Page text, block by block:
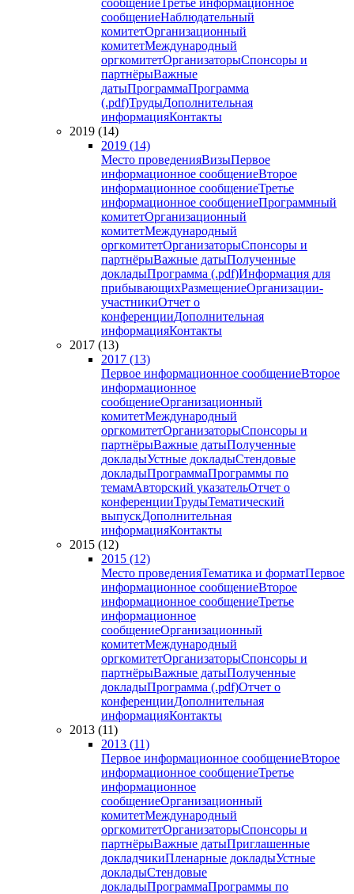
сообщениеТретье информационное
сообщениеНаблюдательный
комитетОрганизационный
комитетМеждународный
оргкомитетОрганизаторыСпонсоры и
партнёрыВажные
датыПрограммаПрограмма
(.pdf)ТрудыДополнительная
информацияКонтакты
2019 (14)
2019 (14)
Место проведенияВизыПервое
информационное сообщениеВторое
информационное сообщениеТретье
информационное сообщениеПрограммный
комитетОрганизационный
комитетМеждународный
оргкомитетОрганизаторыСпонсоры и
партнёрыВажные датыПолученные
докладыПрограмма (.pdf)Информация для
прибывающихРазмещениеОрганизации-
участникиОтчет о
конференцииДополнительная
информацияКонтакты
2017 (13)
2017 (13)
Первое информационное сообщениеВторое
информационное
сообщениеОрганизационный
комитетМеждународный
оргкомитетОрганизаторыСпонсоры и
партнёрыВажные датыПолученные
докладыУстные докладыСтендовые
докладыПрограммаПрограммы по
темамАвторский указательОтчет о
конференцииТрудыТематический
выпускДополнительная
информацияКонтакты
2015 (12)
2015 (12)
Место проведенияТематика и форматПервое
информационное сообщениеВторое
информационное сообщениеТретье
информационное
сообщениеОрганизационный
комитетМеждународный
оргкомитетОрганизаторыСпонсоры и
партнёрыВажные датыПолученные
докладыПрограмма (.pdf)Отчет о
конференцииДополнительная
информацияКонтакты
2013 (11)
2013 (11)
Первое информационное сообщениеВторое
информационное сообщениеТретье
информационное
сообщениеОрганизационный
комитетМеждународный
оргкомитетОрганизаторыСпонсоры и
партнёрыВажные датыПриглашенные
докладчикиПленарные докладыУстные
докладыСтендовые
докладыПрограммаПрограммы по